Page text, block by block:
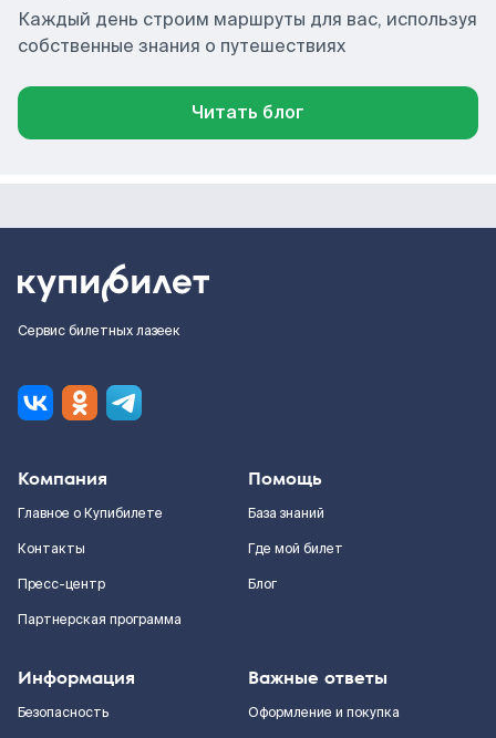
Каждый день строим маршруты для вас, используя
собственные знания о путешествиях
Читать блог
Сервис билетных лазеек
Компания
Главное о Купибилете
Контакты
Пресс-центр
Партнерская программа
Помощь
База знаний
Где мой билет
Блог
Информация
Безопасность
Важные ответы
Оформление и покупка